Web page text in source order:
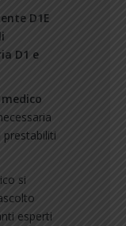
D1E
D1 e
medico
prestabiliti
si
esperti